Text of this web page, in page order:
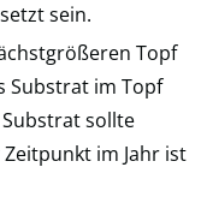
sein.
Topf
Substrat im Topf
sollte
im Jahr ist